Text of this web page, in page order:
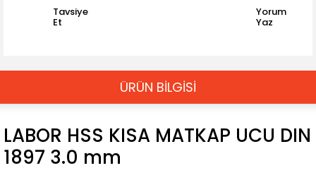
Tavsiye
Et
Yorum
Yaz
ÜRÜN BİLGİSİ
LABOR HSS KISA MATKAP UCU DIN
1897 3.0 mm